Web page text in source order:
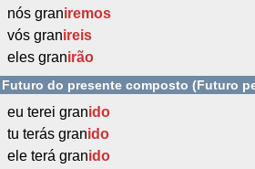
nós graniremos
vós granireis
eles granirão
Futuro do presente composto (Futuro
eu terei granido
tu terás granido
ele terá granido